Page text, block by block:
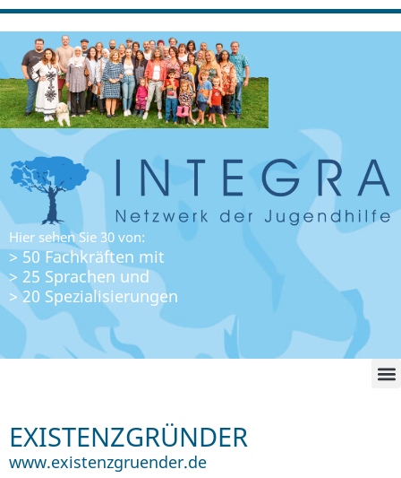
Hier sehen Sie 30 von:
> 50 Fachkräften mit
> 25 Sprachen und
> 20 Spezialisierungen
EXISTENZGRÜNDER
www.existenzgruender.de